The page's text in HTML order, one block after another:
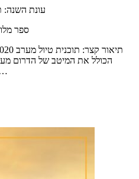
עונת השנה:
ספר
תיאור קצר:
הכולל את המיטב של הדרום
הלאומית ילוסטון.